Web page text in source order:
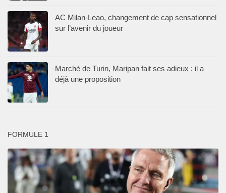
AC Milan-Leao, changement de cap sensationnel
sur l’avenir du joueur
Marché de Turin, Maripan fait ses adieux : il a
déjà une proposition
FORMULE 1